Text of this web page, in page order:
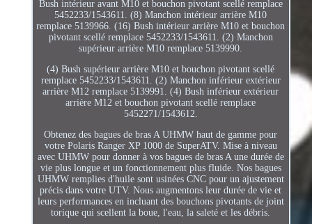
Bush intérieur avant M10 et bouchon pivotant scellé remplace
5452233/1543611. (8) Manchon intérieur arrière M10
remplace 5139966. (16) Bush intérieur arrière M10 et bouchon
pivotant scellé remplace 5452233/1543611. (2) Manchon
supérieur arrière M10 remplace 5139990.
(4) Bush supérieur arrière M10 et bouchon pivotant scellé
remplace 5452233/1543611. (2) Manchon inférieur extérieur
arrière M12 remplace 5139991. (4) Bush inférieur extérieur
arrière M12 et bouchon pivotant scellé remplace
5452271/1543612.
Obtenez des bagues de bras A UHMW haut de gamme pour
votre Polaris Ranger XP 1000 de SuperATV. Mise à niveau
avec UHMW pour donner à vos bagues de bras A une durée de
vie plus longue et un fonctionnement plus fluide. Nos bagues
UHMW remplies d'huile sont usinées CNC pour un ajustement
précis dans votre UTV. Nous augmentons leur durée de vie et
leurs performances en incluant des bouchons pivotants de joint
torique qui scellent la boue, l'eau, la saleté et les débris.